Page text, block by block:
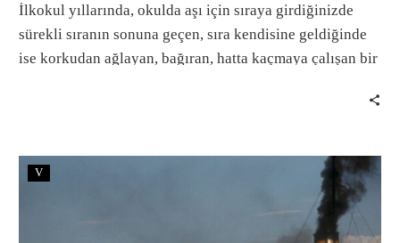
İlkokul yıllarında, okulda aşı için sıraya girdiğinizde
sürekli sıranın sonuna geçen, sıra kendisine geldiğinde
ise korkudan ağlayan, bağıran, hatta kaçmaya çalışan bir
V